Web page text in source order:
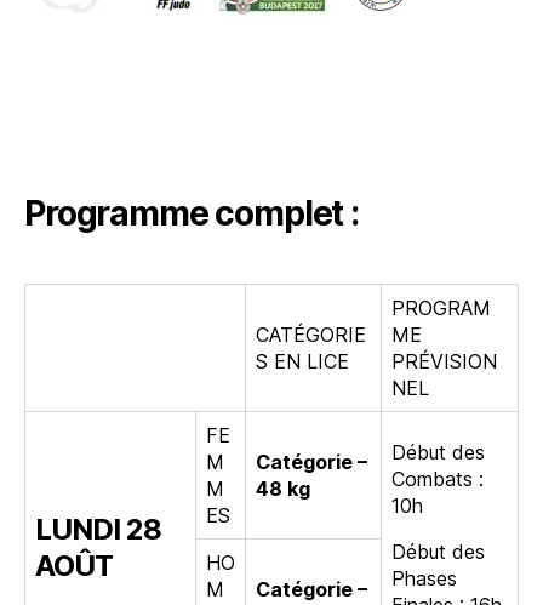
Programme complet :
CATÉGORIE
S EN LICE
PROGRAM
ME
PRÉVISION
NEL
LUNDI 28
AOÛT
FE
M
M
ES
Catégorie –
48 kg
Début des
Combats :
10h
Début des
Phases
HO
M
Catégorie –